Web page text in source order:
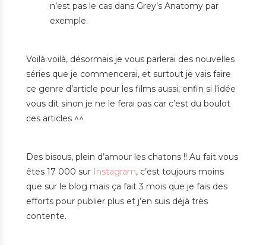
n’est pas le cas dans Grey’s Anatomy par
exemple.
Voilà voilà, désormais je vous parlerai des nouvelles
séries que je commencerai, et surtout je vais faire
ce genre d’article pour les films aussi, enfin si l’idée
vous dit sinon je ne le ferai pas car c’est du boulot
ces articles ^^
Des bisous, plein d’amour les chatons !! Au fait vous
êtes 17 000 sur Instagram, c’est toujours moins
que sur le blog mais ça fait 3 mois que je fais des
efforts pour publier plus et j’en suis déjà très
contente.